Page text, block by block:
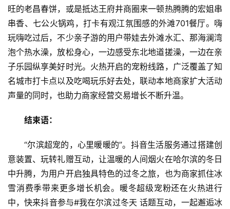
财
经
育
专
车
·
新
能
源
登录 注册
旺的老昌春饼，或是抵达王府井商圈来一顿热腾腾的宏姐串
串香、七公火锅鸡，打卡有观江氛围感的外滩701餐厅。嗨
玩嗨吃过后，不少亲子游的用户带娃去外滩水汇、那海澜湾
泡个热水澡，放松身心，一边感受东北地道搓澡，一边在亲
子乐园纵享美好时光。火热开启的宠粉线路，广泛覆盖了知
名城市打卡点以及吃喝玩乐好去处，联动本地商家扩大活动
声量的同时，也助力商家经营交易增长不断升温。
结束语：
“尔滨超宠的，心里暖暖的”。抖音生活服务通过搭建创
意装置、玩转礼赠互动，让温暖的人间烟火在哈尔滨的冬日
中升腾，为用户开启独具特色的过冬之旅，也为商家抓住冰
雪消费季带来更多增长机会。暖冬超级宠粉还在火热进行
中，快来抖音参与#我在尔滨过冬天 话题互动，一起邂逅冰